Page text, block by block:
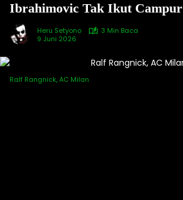
Ibrahimovic Tak Ikut Campur
Heru Setyono
3 Min Baca
9 Juni 2026
Ralf Rangnick, AC Milan